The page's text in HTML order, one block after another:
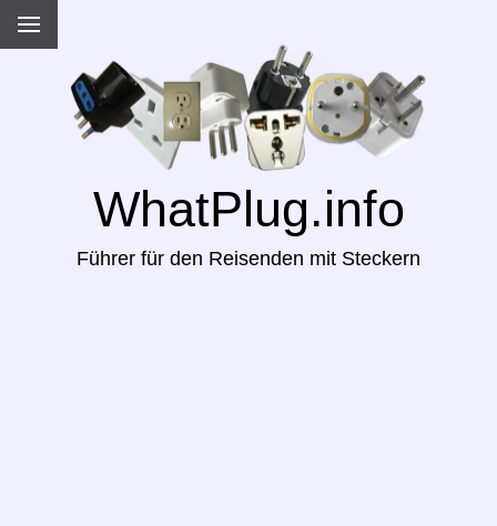
WhatPlug.info
Führer für den Reisenden mit Steckern